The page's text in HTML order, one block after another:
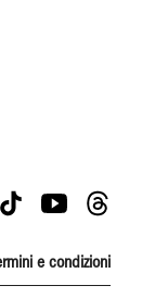
e condizioni